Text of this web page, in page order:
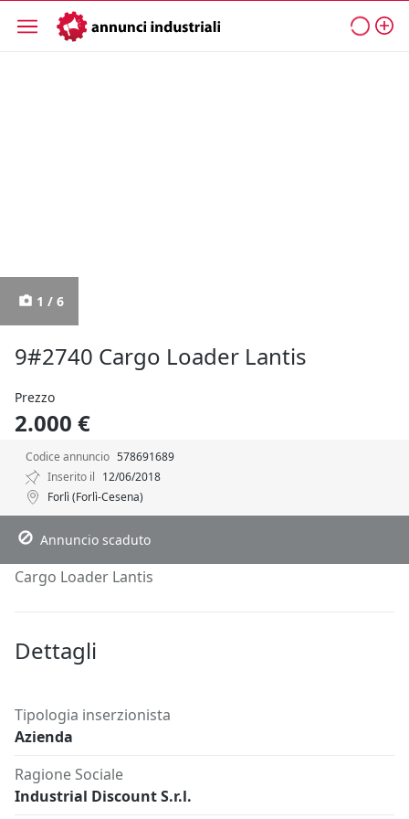
1 / 6
9#2740 Cargo Loader Lantis
Prezzo
2.000 €
Codice annuncio 578691689
Inserito il 12/06/2018
Forlì (Forlì-Cesena)
Descrizione
Dettagli Posizione Richiedi Info
Annuncio scaduto
Cargo Loader Lantis
Dettagli
Tipologia inserzionista
Azienda
Ragione Sociale
Industrial Discount S.r.l.